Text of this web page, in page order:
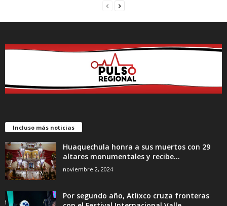
Incluso más noticias
Huaquechula honra a sus muertos con 29
altares monumentales y recibe...
noviembre 2, 2024
Por segundo año, Atlixco cruza fronteras